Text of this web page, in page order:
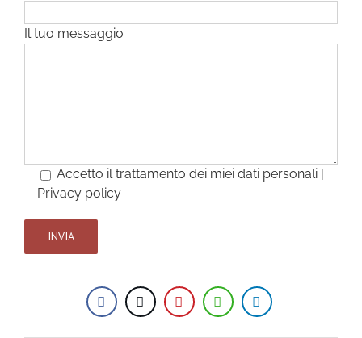
Il tuo messaggio
Accetto il trattamento dei miei dati personali |
Privacy policy